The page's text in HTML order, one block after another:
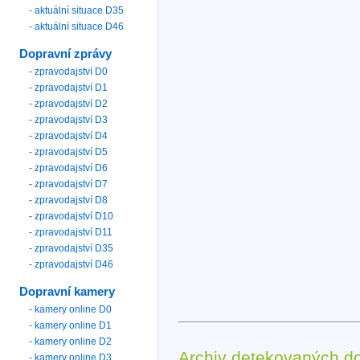
- aktuální situace D35
- aktuální situace D46
Dopravní zprávy
- zpravodajství D0
- zpravodajství D1
- zpravodajství D2
- zpravodajství D3
- zpravodajství D4
- zpravodajství D5
- zpravodajství D6
- zpravodajství D7
- zpravodajství D8
- zpravodajství D10
- zpravodajství D11
- zpravodajství D35
- zpravodajství D46
Dopravní kamery
- kamery online D0
- kamery online D1
- kamery online D2
- kamery online D3